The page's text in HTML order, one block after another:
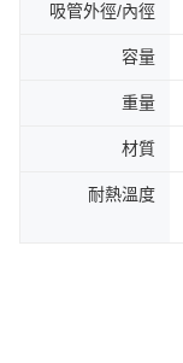
吸管外徑/內徑
容量
重量
材質
耐熱溫度